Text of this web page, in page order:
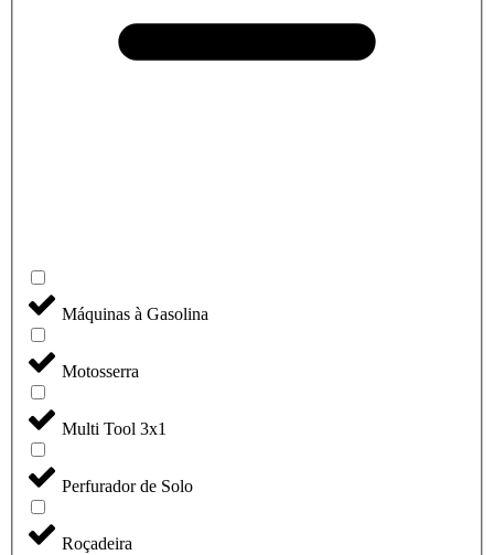
Máquinas à Gasolina
Motosserra
Multi Tool 3x1
Perfurador de Solo
Roçadeira